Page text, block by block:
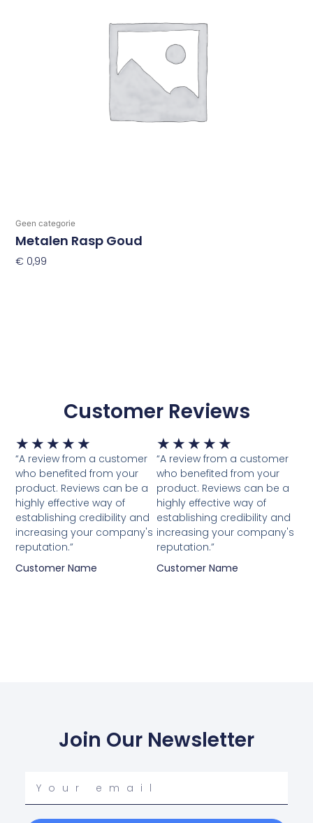
Geen categorie
Metalen Rasp Goud
€ 0,99
Customer Reviews
★ ★ ★ ★ ★ Waardering
5
van
5
“A review from a customer
who benefited from your
product. Reviews can be a
highly effective way of
establishing credibility and
increasing your company's
reputation.”
Customer Name
★ ★ ★ ★ ★
5
van
5
“A review from a customer
who benefited from your
product. Reviews can be a
highly effective way of
establishing credibility and
increasing your company's
reputation.”
Customer Name
Join Our Newsletter
email